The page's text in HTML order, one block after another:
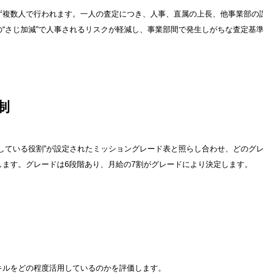
複数人で行われます。一人の査定につき、人事、直属の上長、他事業部
さじ加減”で人事されるリスクが軽減し、事業部間で発生しがちな査定基
ている役割”が設定されたミッショングレード表と照らし合わせ、どのグ
す。グレードは6段階あり、月給の7割がグレードにより決定します。
をどの程度活用しているのかを評価します。